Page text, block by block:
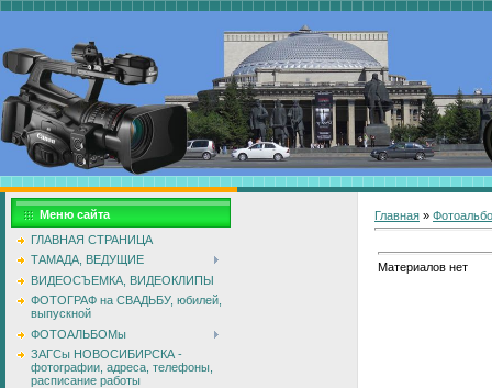
Меню сайта
ГЛАВНАЯ СТРАНИЦА
ТАМАДА, ВЕДУЩИЕ
ВИДЕОСЪЕМКА, ВИДЕОКЛИПЫ
ФОТОГРАФ на СВАДЬБУ, юбилей,
выпускной
ФОТОАЛЬБОМы
ЗАГСы НОВОСИБИРСКА -
фотографии, адреса, телефоны,
расписание работы
Главная »
Материалов нет